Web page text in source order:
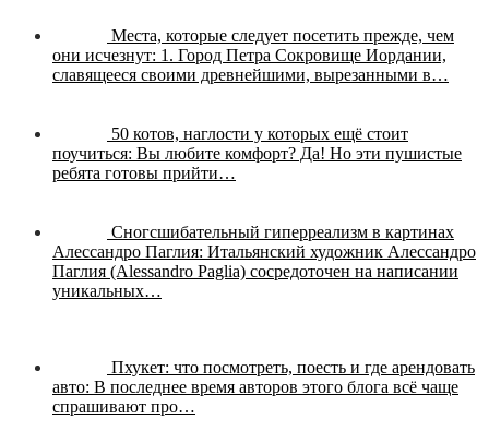
Места, которые следует посетить прежде, чем
они исчезнут: 1. Город Петра Сокровище Иордании,
славящееся своими древнейшими, вырезанными в…
50 котов, наглости у которых ещё стоит
поучиться: Вы любите комфорт? Да! Но эти пушистые
ребята готовы прийти…
Сногсшибательный гиперреализм в картинах
Алессандро Паглия: Итальянский художник Алессандро
Паглия (Alessandro Paglia) сосредоточен на написании
уникальных…
Пхукет: что посмотреть, поесть и где арендовать
авто: В последнее время авторов этого блога всё чаще
спрашивают про…